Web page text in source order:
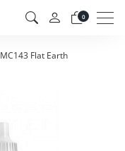
0
MC143 Flat Earth